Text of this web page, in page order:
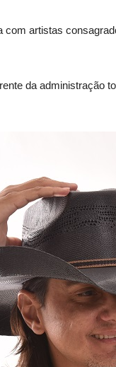
com artistas
da administração